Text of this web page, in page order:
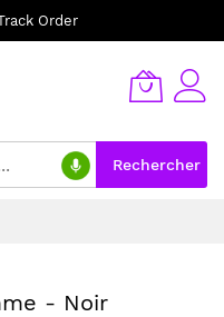
Order
Rechercher
- Noir